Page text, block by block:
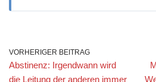
VORHERIGER BEITRAG
Abstinenz: Irgendwann wird
die Leitung der anderen immer